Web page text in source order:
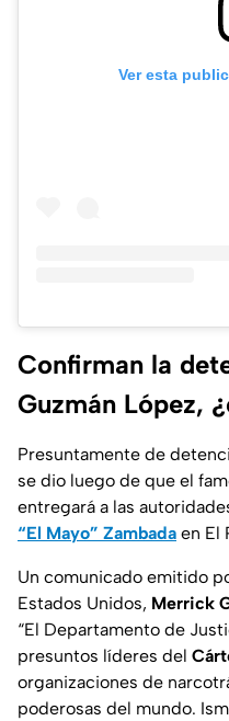
Ver esta
Confirman la
Guzmán López,
Presuntamente de
se dio luego de que el
entregará a las
“El Mayo” Zambada en El
Un comunicado emitido
Estados Unidos, Merrick
“El Departamento de
presuntos líderes del
organizaciones de
poderosas del mundo.